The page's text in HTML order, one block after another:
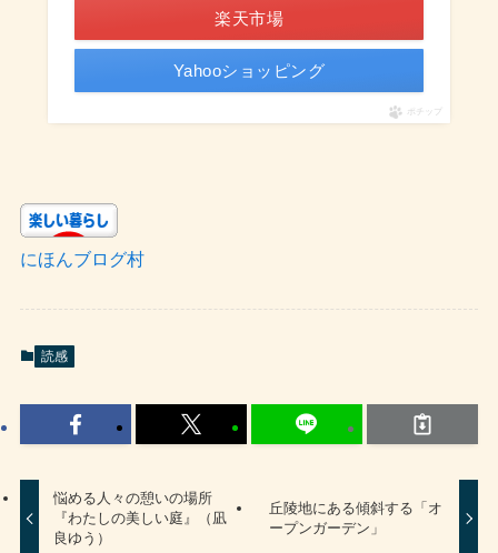
楽天市場
Yahooショッピング
ポチップ
にほんブログ村
読感
悩める人々の憩いの場所
『わたしの美しい庭』（凪
良ゆう）
丘陵地にある傾斜する「オ
ープンガーデン」